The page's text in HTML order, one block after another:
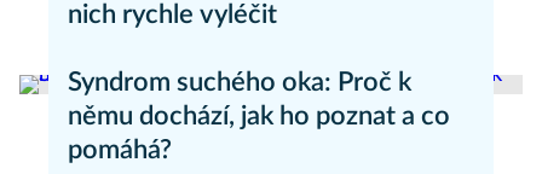
nich rychle vyléčit
Syndrom suchého oka: Proč k
němu dochází, jak ho poznat a co
pomáhá?